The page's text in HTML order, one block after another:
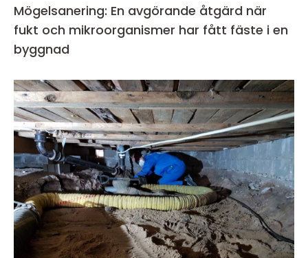
Mögelsanering: En avgörande åtgärd när
fukt och mikroorganismer har fått fäste i en
byggnad